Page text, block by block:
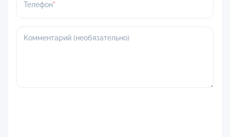
Телефон
Комментарий (необязательно)